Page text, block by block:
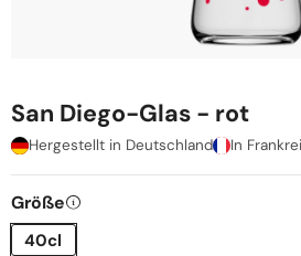
San Diego-Glas - rot
Hergestellt in Deutschland In
Größe
40cl